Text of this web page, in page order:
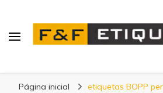
Página inicial etiquetas BOPP